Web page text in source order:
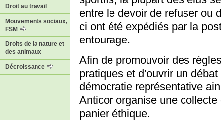
Droit au travail
Mouvements sociaux,
FSM
Droits de la nature et
des animaux
Décroissance
entre le devoir de refuser ou
ci ont été expédiés par la
entourage.
Afin de promouvoir des
pratiques et d’ouvrir un
démocratie représentative
Anticor organise une
panier éthique.